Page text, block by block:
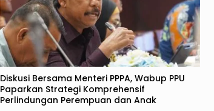
Diskusi Bersama Menteri PPPA, Wabup PPU
Paparkan Strategi Komprehensif
Perlindungan Perempuan dan Anak